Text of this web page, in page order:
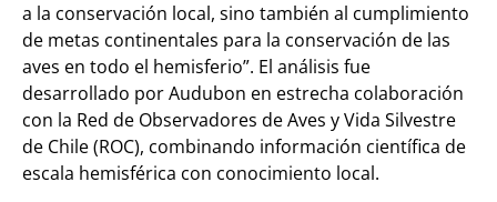
a la conservación local, sino también al cumplimiento
de metas continentales para la conservación de las
aves en todo el hemisferio”. El análisis fue
desarrollado por Audubon en estrecha colaboración
con la Red de Observadores de Aves y Vida Silvestre
de Chile (ROC), combinando información científica de
escala hemisférica con conocimiento local.